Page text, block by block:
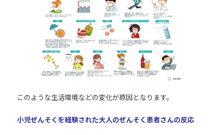
このような生活環境などの変化が原因となります。
小児ぜんそくを経験された大人のぜんそく患者さんの反応